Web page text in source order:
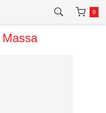
0
Massa